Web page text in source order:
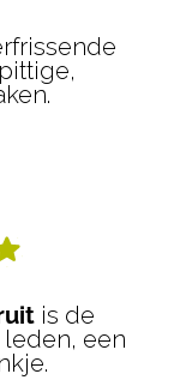
is de
een